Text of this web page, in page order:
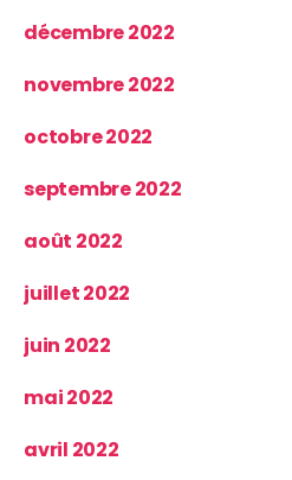
décembre 2022
novembre 2022
octobre 2022
septembre 2022
août 2022
juillet 2022
juin 2022
mai 2022
avril 2022